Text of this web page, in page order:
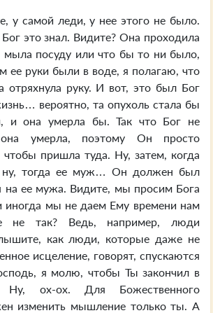
у самой леди, у нее этого не было.
это знал. Видите? Она проходила
мыла посуду или что бы то ни было,
ее руки были в воде, я полагаю, что
отряхнула руку. И вот, это был Бог
вероятно, та опухоль стала бы
и она умерла бы. Так что Бог не
умерла, поэтому Он просто
пришла туда. Ну, затем, когда
ну, тогда ее муж… Он должен был
на ее мужа. Видите, мы просим Бога
мы не даем Ему времени нам
не так? Ведь, например, люди
как люди, которые даже не
исцеление, говорят, спускаются
я молю, чтобы Ты закончил в
ох-ох. Для Божественного
изменить мышление только ты. А